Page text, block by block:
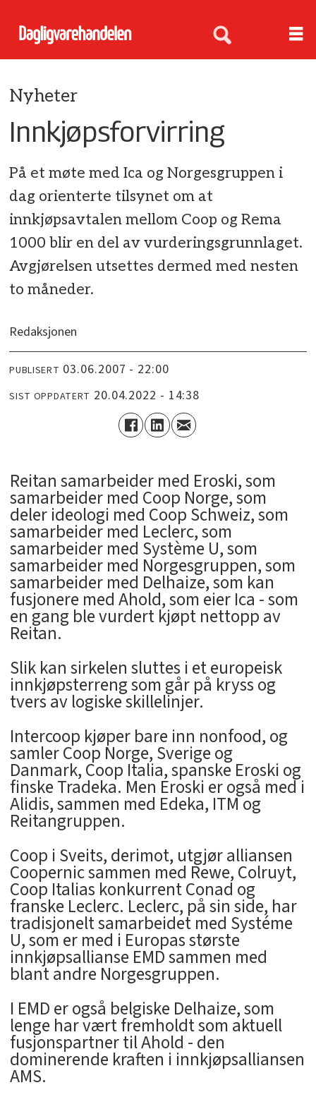
Nyheter
Innkjøpsforvirring
På et møte med Ica og Norgesgruppen i
dag orienterte tilsynet om at
innkjøpsavtalen mellom Coop og Rema
1000 blir en del av vurderingsgrunnlaget.
Avgjørelsen utsettes dermed med nesten
to måneder.
Redaksjonen
PUBLISERT 03.06.2007 - 22:00
SIST OPPDATERT 20.04.2022 - 14:38
Reitan samarbeider med Eroski, som
samarbeider med Coop Norge, som
deler ideologi med Coop Schweiz, som
samarbeider med Leclerc, som
samarbeider med Système U, som
samarbeider med Norgesgruppen, som
samarbeider med Delhaize, som kan
fusjonere med Ahold, som eier Ica - som
en gang ble vurdert kjøpt nettopp av
Reitan.
Slik kan sirkelen sluttes i et europeisk
innkjøpsterreng som går på kryss og
tvers av logiske skillelinjer.
Intercoop kjøper bare inn nonfood, og
samler Coop Norge, Sverige og
Danmark, Coop Italia, spanske Eroski og
finske Tradeka. Men Eroski er også med i
Alidis, sammen med Edeka, ITM og
Reitangruppen.
Coop i Sveits, derimot, utgjør alliansen
Coopernic sammen med Rewe, Colruyt,
Coop Italias konkurrent Conad og
franske Leclerc. Leclerc, på sin side, har
tradisjonelt samarbeidet med Systéme
U, som er med i Europas største
innkjøpsallianse EMD sammen med
blant andre Norgesgruppen.
I EMD er også belgiske Delhaize, som
lenge har vært fremholdt som aktuell
fusjonspartner til Ahold - den
dominerende kraften i innkjøpsalliansen
AMS.